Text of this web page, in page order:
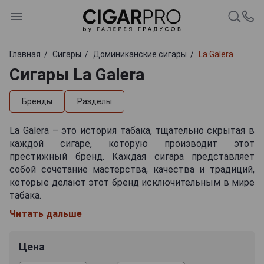
Главная Сигары Доминиканские сигары La Galera
Сигары La Galera
Бренды Разделы
La Galera – это история табака, тщательно скрытая в
каждой сигаре, которую производит этот
престижный бренд. Каждая сигара представляет
собой сочетание мастерства, качества и традиций,
которые делают этот бренд исключительным в мире
табака.
Компания La Galera была основана Хосе Бланко,
бренду свою уникальную отметку. Сигары La Galera
Читать дальше
Цена